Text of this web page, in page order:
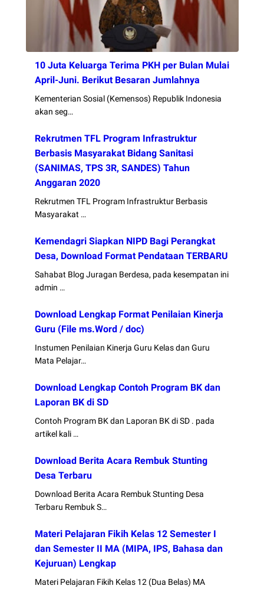
10 Juta Keluarga Terima PKH per Bulan Mulai
April-Juni. Berikut Besaran Jumlahnya
Kementerian Sosial (Kemensos) Republik Indonesia
akan seg…
Rekrutmen TFL Program Infrastruktur
Berbasis Masyarakat Bidang Sanitasi
(SANIMAS, TPS 3R, SANDES) Tahun
Anggaran 2020
Rekrutmen TFL Program Infrastruktur Berbasis
Masyarakat …
Kemendagri Siapkan NIPD Bagi Perangkat
Desa, Download Format Pendataan TERBARU
Sahabat Blog Juragan Berdesa, pada kesempatan ini
admin …
Download Lengkap Format Penilaian Kinerja
Guru (File ms.Word / doc)
Instumen Penilaian Kinerja Guru Kelas dan Guru
Mata Pelajar…
Download Lengkap Contoh Program BK dan
Laporan BK di SD
Contoh Program BK dan Laporan BK di SD . pada
artikel kali …
Download Berita Acara Rembuk Stunting
Desa Terbaru
Download Berita Acara Rembuk Stunting Desa
Terbaru Rembuk S…
Materi Pelajaran Fikih Kelas 12 Semester I
dan Semester II MA (MIPA, IPS, Bahasa dan
Kejuruan) Lengkap
Materi Pelajaran Fikih Kelas 12 (Dua Belas) MA